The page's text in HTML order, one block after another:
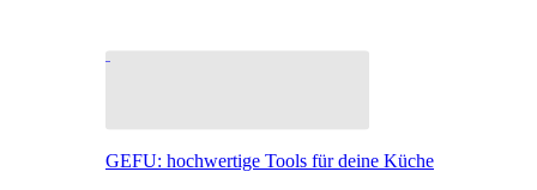
GEFU: hochwertige Tools für deine Küche